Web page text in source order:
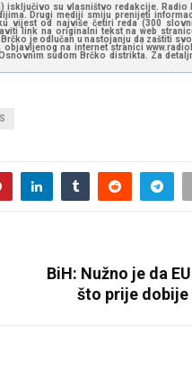
isključivo su vlasništvo redakcije. Radio
Drugi mediji smiju prenijeti
vijest od najviše četiri reda (300
link na originalni tekst na web
je odlučan u nastojanju da zaštiti
na internet stranici
sudom Brčko distrikta. Za
BiH: Nužno je da
što prije